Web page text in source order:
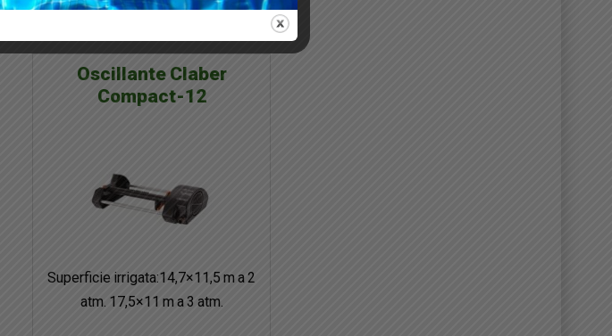
Oscillante Claber
Compact-12
Superficie irrigata:14,7×11,5 m a 2
atm. 17,5×11 m a 3 atm.